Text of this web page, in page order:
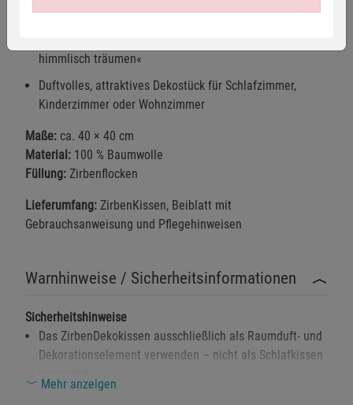
Zirbenflocken – sofort intensiver Duft
himmlisch träumen«
Duftvolles, attraktives Dekostück für Schlafzimmer,
Kinderzimmer oder Wohnzimmer
Maße: ca. 40 × 40 cm
Material: 100 % Baumwolle
Füllung: Zirbenflocken
Lieferumfang: ZirbenKissen, Beiblatt mit
Gebrauchsanweisung und Pflegehinweisen
Warnhinweise / Sicherheitsinformationen
Sicherheitshinweise
Das ZirbenDekokissen ausschließlich als Raumduft- und
Dekorationselement verwenden – nicht als Schlafkissen
Mehr anzeigen
Einstellungen speichern für die Gruppe
Zurück Einstellungen speichern für die Gruppe
Einwilligung nicht erteilen
Notwendige Cookies (5)
Cookie-Informationenanzeigen
Funktionale Cookies (1)